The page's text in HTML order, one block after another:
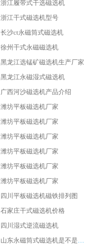
浙江履带式干选磁选机
浙江干式磁选机型号
长沙ct永磁筒式磁选机
徐州干式永磁磁选机
黑龙江选锰矿磁选机生产厂家
黑龙江永磁湿式磁选机
广西河沙磁选机产品介绍
潍坊平板磁选机厂家
潍坊平板磁选机厂家
潍坊平板磁选机厂家
潍坊平板磁选机厂家
潍坊平板磁选机厂家
潍坊平板磁选机厂家
四川平板磁选机磁铁排列图
石家庄干式磁选机价格
四川湿式逆流磁选机
山东永磁筒式磁选机是不是强磁